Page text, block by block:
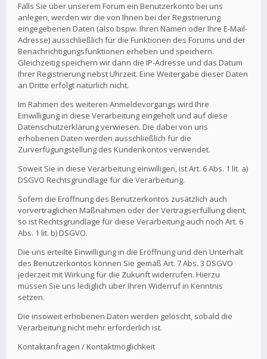
Falls Sie über unserem Forum ein Benutzerkonto bei uns
anlegen, werden wir die von Ihnen bei der Registrierung
eingegebenen Daten (also bspw. Ihren Namen oder Ihre E-Mail-
Adresse) ausschließlich für die Funktionen des Forums und der
Benachrichtigungsfunktionen erheben und speichern.
Gleichzeitig speichern wir dann die IP-Adresse und das Datum
Ihrer Registrierung nebst Uhrzeit. Eine Weitergabe dieser Daten
an Dritte erfolgt natürlich nicht.
Im Rahmen des weiteren Anmeldevorgangs wird Ihre
Einwilligung in diese Verarbeitung eingeholt und auf diese
Datenschutzerklärung verwiesen. Die dabei von uns
erhobenen Daten werden ausschließlich für die
Zurverfügungstellung des Kundenkontos verwendet.
Soweit Sie in diese Verarbeitung einwilligen, ist Art. 6 Abs. 1 lit. a)
DSGVO Rechtsgrundlage für die Verarbeitung.
Sofern die Eröffnung des Benutzerkontos zusätzlich auch
vorvertraglichen Maßnahmen oder der Vertragserfüllung dient,
so ist Rechtsgrundlage für diese Verarbeitung auch noch Art. 6
Abs. 1 lit. b) DSGVO.
Die uns erteilte Einwilligung in die Eröffnung und den Unterhalt
des Benutzerkontos können Sie gemäß Art. 7 Abs. 3 DSGVO
jederzeit mit Wirkung für die Zukunft widerrufen. Hierzu
müssen Sie uns lediglich über Ihren Widerruf in Kenntnis
setzen.
Die insoweit erhobenen Daten werden gelöscht, sobald die
Verarbeitung nicht mehr erforderlich ist.
Kontaktanfragen / Kontaktmöglichkeit